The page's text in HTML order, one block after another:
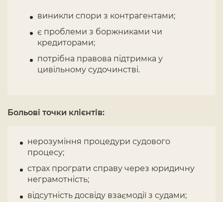
виникли спори з контрагентами;
є проблеми з боржниками чи
кредиторами;
потрібна правова підтримка у
цивільному судочинстві.
Больові точки клієнтів:
нерозуміння процедури судового
процесу;
страх програти справу через юридичну
неграмотність;
відсутність досвіду взаємодії з судами;